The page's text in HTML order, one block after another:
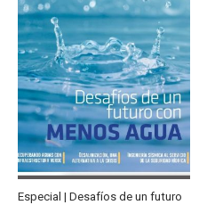
Especial | Desafíos de un futuro